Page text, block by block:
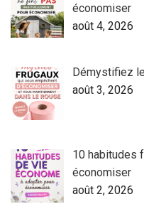
économiser
août 4, 2026
Démystifiez
août 3, 2026
10 habitudes
économiser
août 2, 2026